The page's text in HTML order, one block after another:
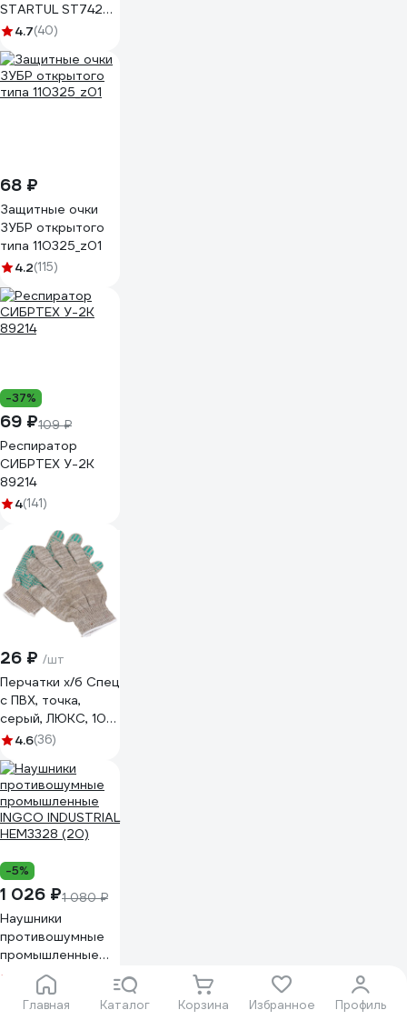
Главная Каталог Корзина Избранное Профиль
STARTUL ST7420-
014.7(40)
68 ₽
Защитные очки
ЗУБР открытого
типа 110325_z01
4.2(115)
-37%
69 ₽109 ₽
Респиратор
СИБРТЕХ У-2К
89214
4(141)
26 ₽ /шт
Перчатки х/б Спец
с ПВХ, точка,
серый, ЛЮКС, 10
класс, 1 пара
И-8034-И/1ПХ
4.6(36)
-5%
1 026 ₽1 080 ₽
Наушники
противошумные
промышленные
INGCO INDUSTRIAL
HEM3328 (20)
(6)